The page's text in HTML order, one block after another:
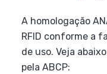
A homologação
RFID conforme a
de uso. Veja
pela ABCP: